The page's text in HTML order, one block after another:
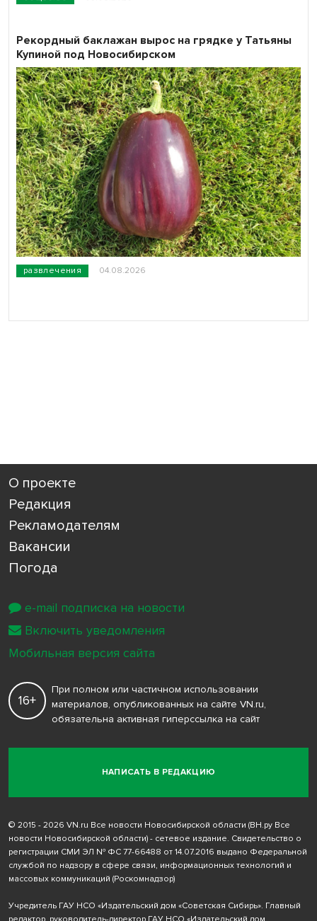
развлечения 04.08.2026
Рекордный баклажан вырос на грядке у Татьяны
Купиной под Новосибирском
О проекте
Редакция
Рекламодателям
Вакансии
Погода
НАПИСАТЬ В РЕДАКЦИЮ
16+
При полном или частичном использовании
материалов, опубликованных на сайте VN.ru,
обязательна активная гиперссылка на сайт
© 2015 - 2026 VN.ru Все новости Новосибирской области (ВН.ру Все
новости Новосибирской области) - сетевое издание. Свидетельство о
регистрации СМИ ЭЛ № ФС 77-66488 от 14.07.2016 выдано Федеральной
службой по надзору в сфере связи, информационных технологий и
массовых коммуникаций (Роскомнадзор)
Учредитель ГАУ НСО «Издательский дом «Советская Сибирь». Главный
e-mail подписка на новости
Включить уведомления
Мобильная версия сайта